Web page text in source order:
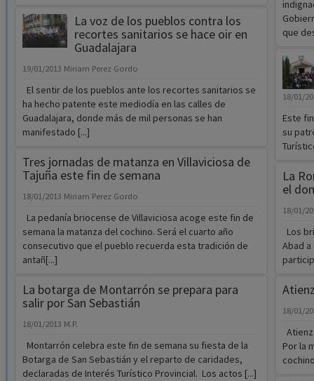
La voz de los pueblos contra los
recortes sanitarios se hace oir en
Guadalajara
19/01/2013 Miriam Perez Gordo
El sentir de los pueblos ante los recortes sanitarios se
ha hecho patente este mediodía en las calles de
Guadalajara, donde más de mil personas se han
manifestado [...]
Tres jornadas de matanza en Villaviciosa de
Tajuña este fin de semana
18/01/2013 Miriam Perez Gordo
La pedanía briocense de Villaviciosa acoge este fin de
semana la matanza del cochino. Será el cuarto año
consecutivo que el pueblo recuerda esta tradición de
antañ[...]
La botarga de Montarrón se prepara para
salir por San Sebastián
18/01/2013 M.P.
Montarrón celebra este fin de semana su fiesta de la
Botarga de San Sebastián y el reparto de caridades,
declaradas de Interés Turístico Provincial. Los actos [...]
que
18/01/
Este
su
La
el
18/01/
Los
Abad
18/01/
Por la